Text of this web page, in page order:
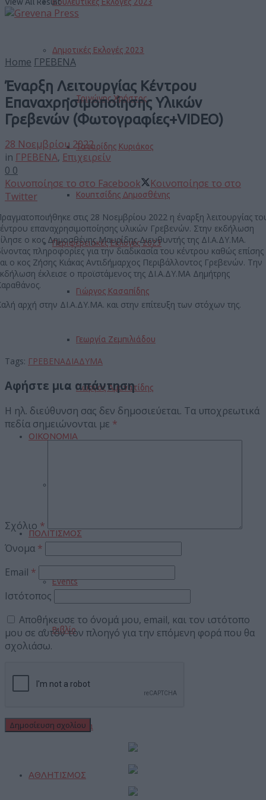
Δημοτικές Εκλογές 2023
Τριγώνης Χρήστος
Ταταρίδης Κυριάκος
Κουπτσίδης Δημοσθένης
Περιφερειακές Εκλογές 2023
Γιώργος Κασαπίδης
Γεωργία Ζεμπιλιάδου
Γιώργος Αμανατίδης
ΟΙΚΟΝΟΜΙΑ
ΠΟΛΙΤΙΣΜΟΣ
Events
Βιβλίο
Πανηγύρια
ΑΘΛΗΤΙΣΜΟΣ
Home ΓΡΕΒΕΝΑ
Έναρξη Λειτουργίας Κέντρου
Επαναχρησιμοποίησης Υλικών
Γρεβενών (Φωτογραφίες+VIDEO)
28 Νοεμβρίου 2022
in ΓΡΕΒΕΝΑ, Επιχειρείν
0 0
Κοινοποίησε το στο Facebook
Κοινοποίησε το στο
Twitter
στις 28 Νοεμβρίου 2022 η έναρξη λειτουργίας
επαναχρησιμοποίησης υλικών Γρεβενών. Στην εκδήλωση
ο κος Δημοσθένης Μαυρίδης Διευθυντής της ΔΙ.Α.ΔΥ.ΜΑ.
πληροφορίες για την διαδικασία του κέντρου καθώς επίσης
ο κος Ζήσης Κιάκας Αντιδήμαρχος Περιβάλλοντος Γρεβενών. Την
έκλεισε ο προϊστάμενος της ΔΙ.Α.ΔΥ.ΜΑ Δημήτρης
αρχή στην ΔΙ.Α.ΔΥ.ΜΑ. και στην επίτευξη των στόχων της.
Tags: ΓΡΕΒΕΝΑΔΙΑΔΥΜΑ
Αφήστε μια απάντηση
Η ηλ. διεύθυνση σας δεν δημοσιεύεται. Τα υποχρεωτικά
πεδία σημειώνονται με *
Σχόλιο *
Όνομα *
Email *
Ιστότοπος
Αποθήκευσε το όνομά μου, email, και τον ιστότοπο
μου σε αυτόν τον πλοηγό για την επόμενη φορά που θα
σχολιάσω.